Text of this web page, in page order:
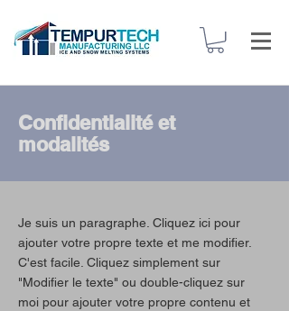
Confidentialité et
modalités
Je suis un paragraphe. Cliquez ici pour
ajouter votre propre texte et me modifier.
C'est facile. Cliquez simplement sur
"Modifier le texte" ou double-cliquez sur
moi pour ajouter votre propre contenu et